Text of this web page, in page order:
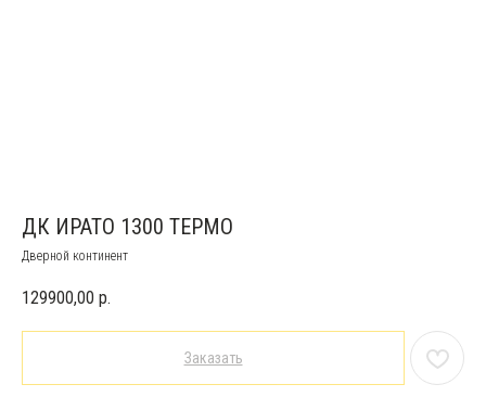
ДК ИРАТО 1300 ТЕРМО
Дверной континент
129900,00 р.
Заказать